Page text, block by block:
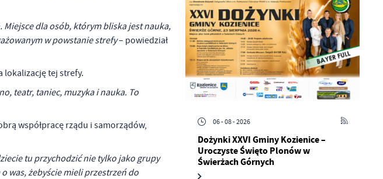
Miejsce dla osób, którym bliska jest nauka,
w powstanie strefy– powiedział
lokalizację tej strefy.
teatr, taniec, muzyka i nauka. To
współpracę rządu i samorządów,
tu przychodzić nie tylko jako grupy
was, żebyście mieli przestrzeń do
06 - 08 - 2026
Dożynki XXVI Gminy Kozienice –
Uroczyste Święto Plonów w
Świerżach Górnych